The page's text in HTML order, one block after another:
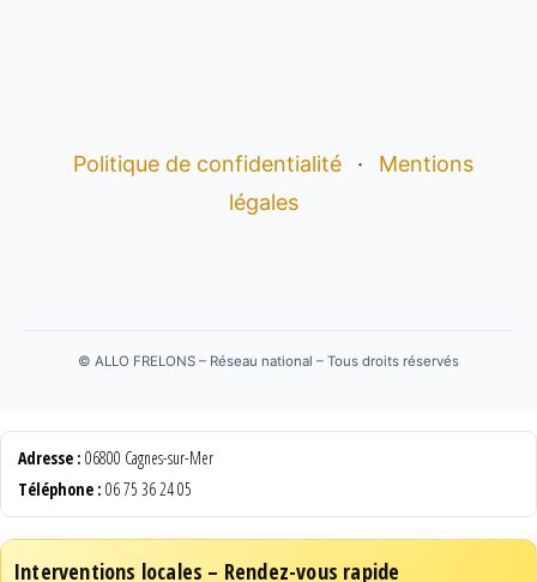
Politique de confidentialité ·
Mentions
légales
© ALLO FRELONS – Réseau national – Tous droits réservés
Adresse : 06800 Cagnes-sur-Mer
Téléphone : 06 75 36 24 05
Interventions locales – Rendez-vous rapide